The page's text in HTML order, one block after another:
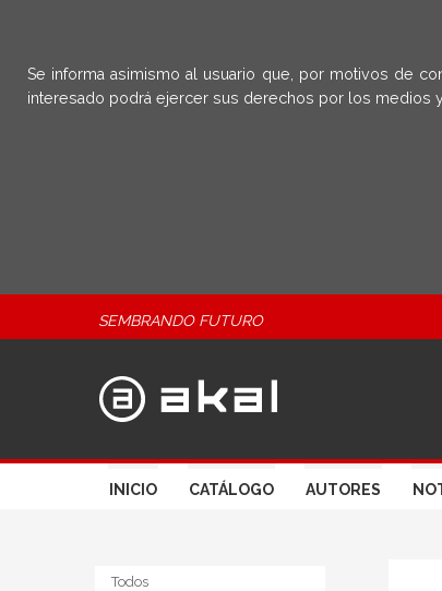
Se informa asimismo al usuario que, por motivos de
interesado podrá ejercer sus derechos por los medios
SEMBRANDO FUTURO
INICIO CATÁLOGO AUTORES
Todos